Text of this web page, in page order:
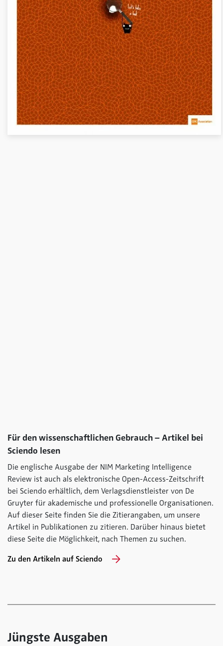
Für den wissenschaftlichen Gebrauch – Artikel bei
Sciendo lesen
Die englische Ausgabe der NIM Marketing Intelligence
Review ist auch als elektronische Open-Access-Zeitschrift
bei Sciendo erhältlich, dem Verlagsdienstleister von De
Gruyter für akademische und professionelle Organisationen.
Auf dieser Seite finden Sie die Zitierangaben, um unsere
Artikel in Publikationen zu zitieren. Darüber hinaus bietet
diese Seite die Möglichkeit, nach Themen zu suchen.
Zu den Artikeln auf Sciendo
Jüngste Ausgaben